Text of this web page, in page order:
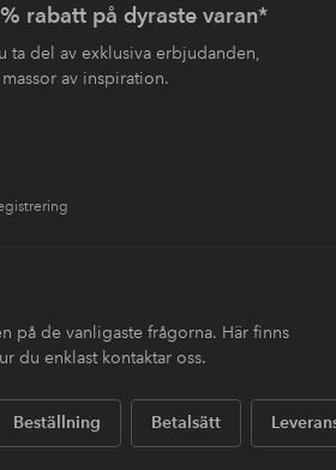
rabatt på dyraste varan*
ta del av exklusiva erbjudanden,
av inspiration.
på de vanligaste frågorna. Här finns
du enklast kontaktar oss.
Beställning Betalsätt